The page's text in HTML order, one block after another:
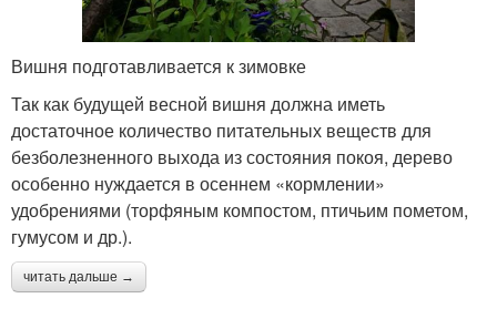
Вишня подготавливается к зимовке
Так как будущей весной вишня должна иметь
достаточное количество питательных веществ для
безболезненного выхода из состояния покоя, дерево
особенно нуждается в осеннем «кормлении»
удобрениями (торфяным компостом, птичьим пометом,
гумусом и др.).
читать дальше →